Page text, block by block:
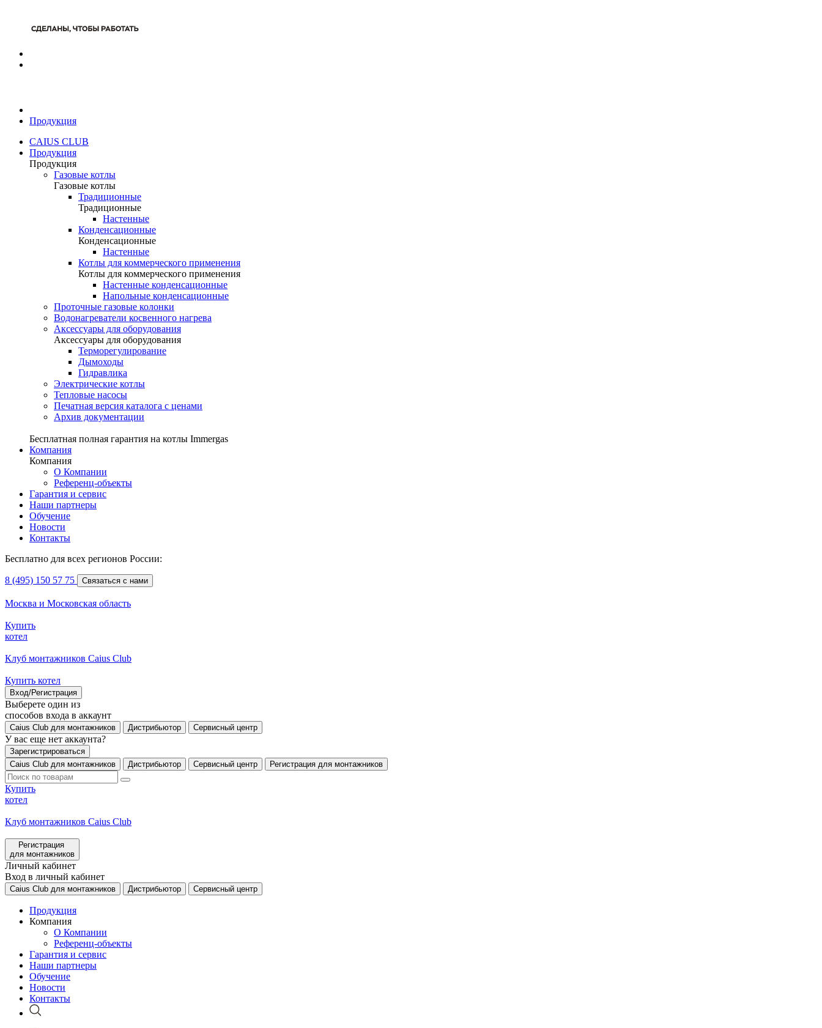
Продукция
CAIUS CLUB
Продукция
Продукция
Газовые котлы
Газовые котлы
Традиционные
Традиционные
Настенные
Конденсационные
Конденсационные
Настенные
Котлы для коммерческого применения
Котлы для коммерческого применения
Настенные конденсационные
Напольные конденсационные
Проточные газовые колонки
Водонагреватели косвенного нагрева
Аксессуары для оборудования
Аксессуары для оборудования
Терморегулирование
Дымоходы
Гидравлика
Электрические котлы
Тепловые насосы
Печатная версия каталога с ценами
Архив документации
Бесплатная полная гарантия на котлы Immergas
Компания
Компания
О Компании
Референц-объекты
Гарантия и сервис
Наши партнеры
Обучение
Новости
Контакты
Бесплатно для всех регионов России:
8 (495) 150 57 75 Связаться с нами
Москва и Московская область
Купить
котел
Клуб монтажников Caius Club
Купить котел
Вход/Регистрация
Выберете один из
способов входа в аккаунт
Caius Club для монтажников Дистрибьютор Сервисный центр
У вас еще нет аккаунта?
Зарегистрироваться
Caius Club для монтажников
Дистрибьютор Сервисный центр Регистрация для монтажников
Купить
котел
Клуб монтажников Caius Club
Регистрация
для монтажников
Личный кабинет
Вход в личный кабинет
Caius Club для монтажников Дистрибьютор Сервисный центр
Продукция
Компания
О Компании
Референц-объекты
Гарантия и сервис
Наши партнеры
Обучение
Новости
Контакты